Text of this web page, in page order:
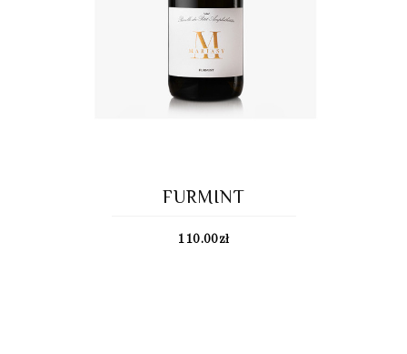
FURMINT
110.00zł